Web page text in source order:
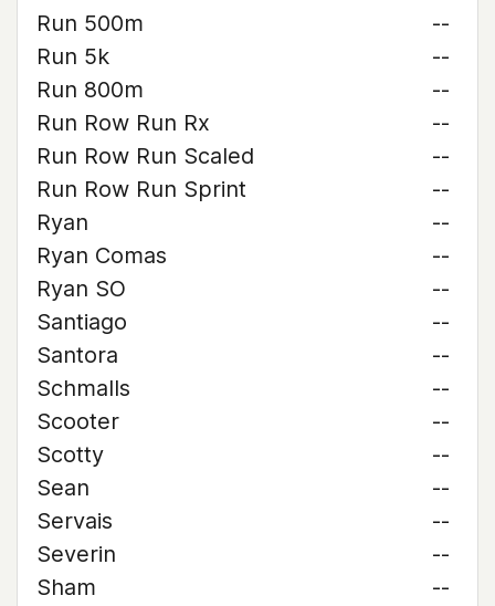
Run 500m
--
Run 5k
--
Run 800m
--
Run Row Run Rx
--
Run Row Run Scaled
--
Run Row Run Sprint
--
Ryan
--
Ryan Comas
--
Ryan SO
--
Santiago
--
Santora
--
Schmalls
--
Scooter
--
Scotty
--
Sean
--
Servais
--
Severin
--
Sham
--